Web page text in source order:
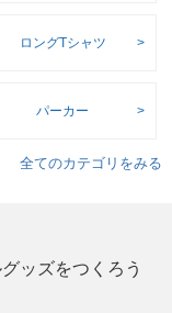
ロングTシャツ
パーカー
全てのカテゴリをみる
ッズをつくろう